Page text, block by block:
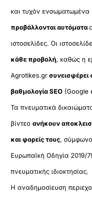
και τυχόν ενσωματωμένα
προβάλλονται αυτόματα
ιστοσελίδες. Οι
κάθε προβολή, καθώς η
Agrotikes.grσυνεισφέρει
βαθμολογία SEO (Google
Τα πνευματικά
βίντεοανήκουν
και φορείς τους, σύμφωνα
Ευρωπαϊκή Οδηγία 2019/
πνευματικής ιδιοκτησίας.
Η αναδημοσίευση